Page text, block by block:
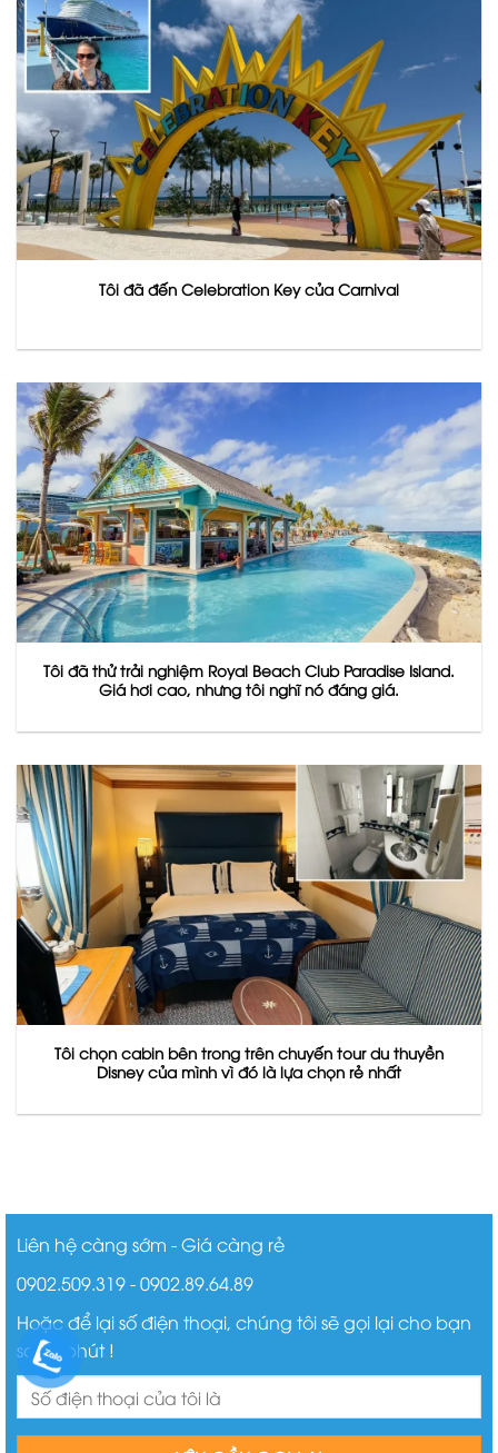
Tôi đã đến Celebration Key của Carnival
Tôi đã thử trải nghiệm Royal Beach Club Paradise Island.
Giá hơi cao, nhưng tôi nghĩ nó đáng giá.
Tôi chọn cabin bên trong trên chuyến tour du thuyền
Disney của mình vì đó là lựa chọn rẻ nhất
Liên hệ càng sớm - Giá càng rẻ
0902.509.319 - 0902.89.64.89
Hoặc để lại số điện thoại, chúng tôi sẽ gọi lại cho bạn
sau ít phút !